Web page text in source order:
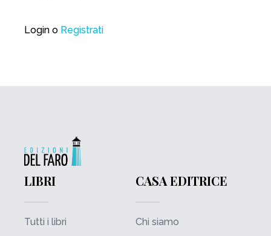
Login o Registrati
LIBRI
Tutti i libri
CASA EDITRICE
Chi siamo